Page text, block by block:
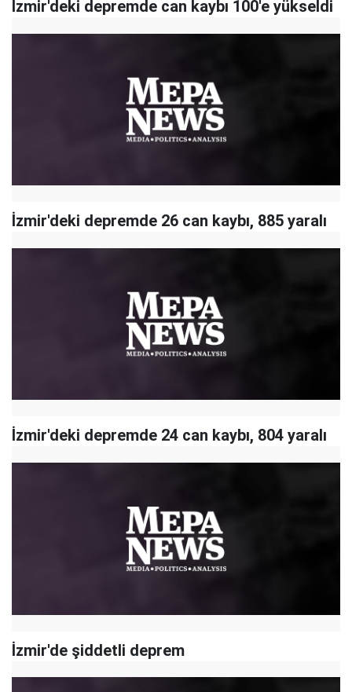
İzmir'deki depremde can kaybı 100'e yükseldi
İzmir'deki depremde 26 can kaybı, 885 yaralı
İzmir'deki depremde 24 can kaybı, 804 yaralı
İzmir'de şiddetli deprem